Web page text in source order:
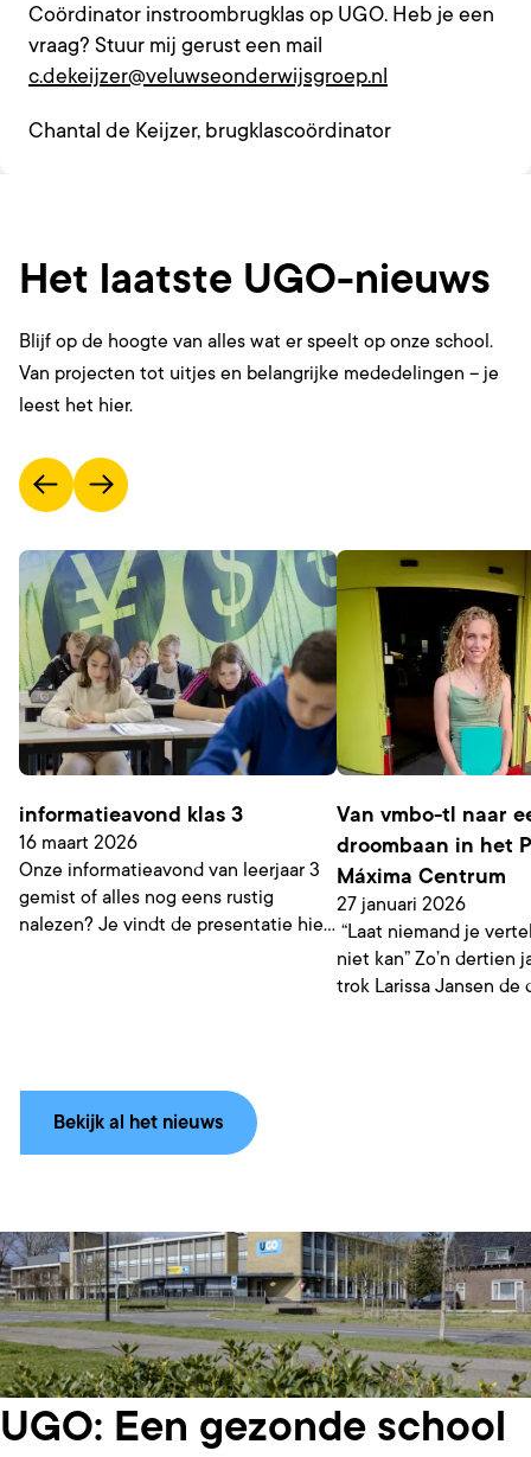
Coördinator instroombrugklas op UGO. Heb je een
vraag? Stuur mij gerust een mail
c.dekeijzer@veluwseonderwijsgroep.nl
Chantal de Keijzer, brugklascoördinator
Het laatste UGO-nieuws
Blijf op de hoogte van alles wat er speelt op onze school.
Van projecten tot uitjes en belangrijke mededelingen – je
leest het hier.
informatieavond klas 3
16 maart 2026
Onze informatieavond van leerjaar 3
gemist of alles nog eens rustig
nalezen? Je vindt de presentatie hier
Van vmbo-tl naar
droombaan in het
Máxima Centrum
27 januari 2026
“Laat niemand je
niet kan” Zo’n dertien
trok Larissa Jansen de
Bekijk al het nieuws
UGO: Een gezonde school